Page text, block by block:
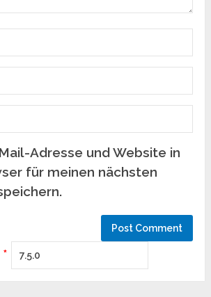
Adresse und Website in
für meinen nächsten
*